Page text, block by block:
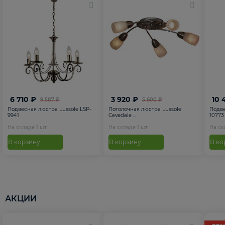
9 587 ₽
6 710 ₽
Подвесная люстра Lussole LSP-
9941
На складе 1 шт
В корзину
5 600 ₽
3 920 ₽
Потолочная люстра Lussole
Cevedale ...
На складе 1 шт
В корзину
10
10773
На
В
АКЦИИ